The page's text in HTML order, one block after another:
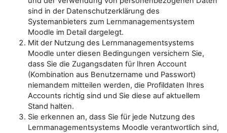
sind in der Datenschutzerklärung des
Systemanbieters zum Lernmanagementsystem
Moodle im Detail dargelegt.
Mit der Nutzung des Lernmanagementsystems
Moodle unter diesen Bedingungen versichern Sie,
dass Sie die Zugangsdaten für Ihren Account
(Kombination aus Benutzername und Passwort)
niemandem mitteilen werden, die Profildaten Ihres
Accounts richtig sind und Sie diese auf aktuellem
Stand halten.
Sie erkennen an, dass Sie für jede Nutzung des
Lernmanagementsystems Moodle verantwortlich sind,